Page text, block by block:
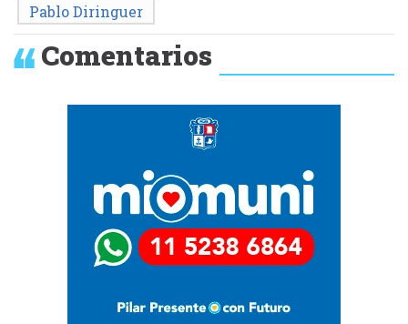
Pablo Diringuer
Comentarios